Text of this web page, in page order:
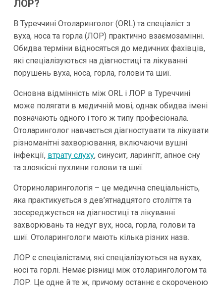
ЛОР?
В Туреччині Отоларинголог (ORL) та спеціаліст з
вуха, носа та горла (ЛОР) практично взаємозамінні.
Обидва терміни відносяться до медичних фахівців,
які спеціалізуються на діагностиці та лікуванні
порушень вуха, носа, горла, голови та шиї.
Основна відмінність між ORL і ЛОР в Туреччині
може полягати в медичній мові, однак обидва імені
позначають одного і того ж типу професіонала.
Отоларинголог навчається діагностувати та лікувати
різноманітні захворювання, включаючи вушні
інфекції, втрату слуху, синусит, ларингіт, апное сну
та злоякісні пухлини голови та шиї.
Оториноларингологія – це медична спеціальність,
яка практикується з дев’ятнадцятого століття та
зосереджується на діагностиці та лікуванні
захворювань та недуг вух, носа, горла, голови та
шиї. Отоларингологи мають кілька різних назв.
ЛОР є спеціалістами, які спеціалізуються на вухах,
носі та горлі. Немає різниці між отоларингологом та
ЛОР. Це одне й те ж, причому останнє є скороченою